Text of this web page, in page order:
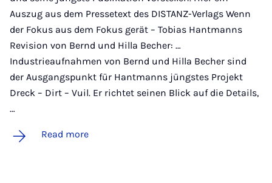
Auszug aus dem Pressetext des DISTANZ-Verlags Wenn
der Fokus aus dem Fokus gerät – Tobias Hantmanns
Revision von Bernd und Hilla Becher: …
Industrieaufnahmen von Bernd und Hilla Becher sind
der Ausgangspunkt für Hantmanns jüngstes Projekt
Dreck – Dirt – Vuil. Er richtet seinen Blick auf die Details,
…
Read more